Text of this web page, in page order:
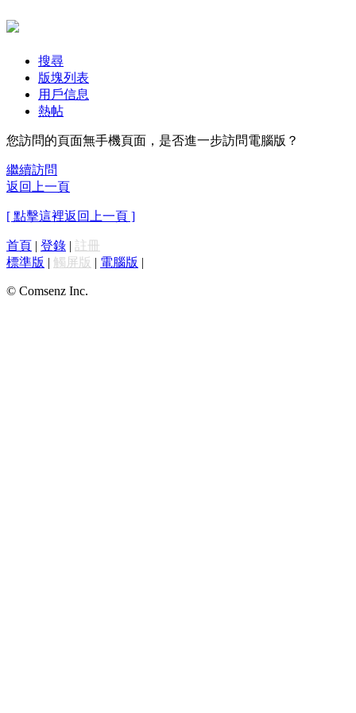
搜尋
版塊列表
用戶信息
熱帖
您訪問的頁面無手機頁面，是否進一步訪問電腦版？
繼續訪問
返回上一頁
[ 點擊這裡返回上一頁 ]
首頁 | 登錄 | 註冊
標準版 | 觸屏版 | 電腦版 |
© Comsenz Inc.